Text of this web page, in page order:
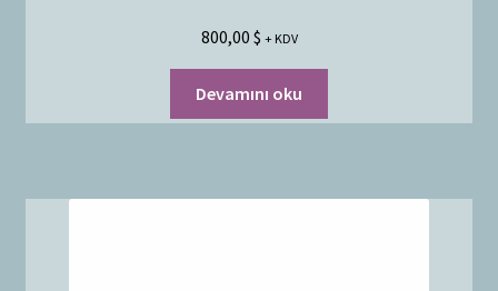
800,00 $ + KDV
Devamını oku